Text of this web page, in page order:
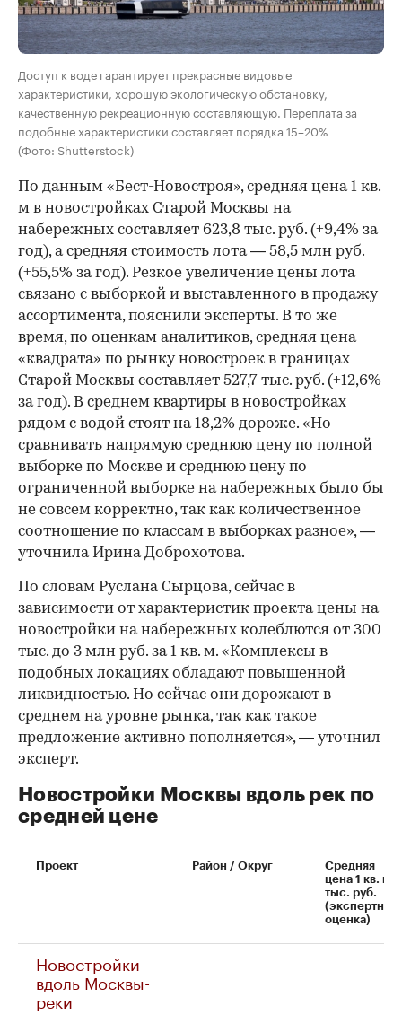
Доступ к воде гарантирует прекрасные видовые
характеристики, хорошую экологическую обстановку,
качественную рекреационную составляющую. Переплата за
подобные характеристики составляет порядка 15–20%
(Фото: Shutterstock)
По данным «Бест-Новостроя», средняя цена 1 кв.
м в новостройках Старой Москвы на
набережных составляет 623,8 тыс. руб. (+9,4% за
год), а средняя стоимость лота — 58,5 млн руб.
(+55,5% за год). Резкое увеличение цены лота
связано с выборкой и выставленного в продажу
ассортимента, пояснили эксперты. В то же
время, по оценкам аналитиков, средняя цена
«квадрата» по рынку новостроек в границах
Старой Москвы составляет 527,7 тыс. руб. (+12,6%
за год). В среднем квартиры в новостройках
рядом с водой стоят на 18,2% дороже. «Но
сравнивать напрямую среднюю цену по полной
выборке по Москве и среднюю цену по
ограниченной выборке на набережных было бы
не совсем корректно, так как количественное
соотношение по классам в выборках разное», —
уточнила Ирина Доброхотова.
По словам Руслана Сырцова, сейчас в
зависимости от характеристик проекта цены на
новостройки на набережных колеблются от 300
тыс. до 3 млн руб. за 1 кв. м. «Комплексы в
подобных локациях обладают повышенной
ликвидностью. Но сейчас они дорожают в
среднем на уровне рынка, так как такое
предложение активно пополняется», — уточнил
эксперт.
Новостройки Москвы вдоль рек по
средней цене
Проект Район / Округ
Средняя
цена 1 кв. м,
тыс. руб.
(экспертная
оценка)
Новостройки
вдоль Москвы-
реки